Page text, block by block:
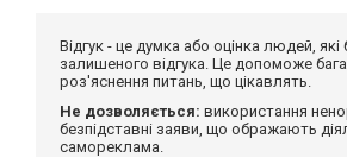
Відгук - це думка або оцінка людей,
залишеного відгука. Це допоможе
роз'яснення питань, що цікавлять.
Не дозволяється: використання
безпідставні заяви, що ображають
самореклама.